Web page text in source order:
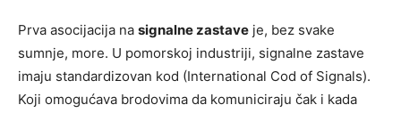
Prva asocijacija na signalne zastave je, bez svake
sumnje, more. U pomorskoj industriji, signalne zastave
imaju standardizovan kod (International Cod of Signals).
Koji omogućava brodovima da komuniciraju čak i kada